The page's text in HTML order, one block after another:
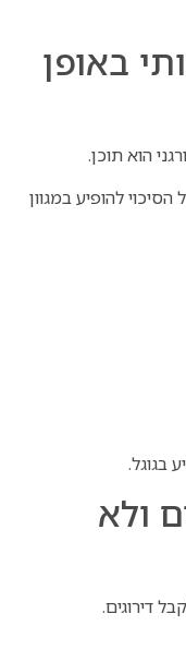
באופן
הוא תוכן.
להופיע במגוון
בגוגל.
ולא
דירוגים.